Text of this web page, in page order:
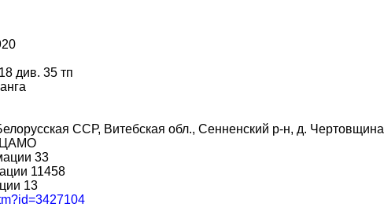
див. 35 тп
ССР, Витебская обл., Сенненский р-н, д. Чертовщина
ЦАМО
33
11458
13